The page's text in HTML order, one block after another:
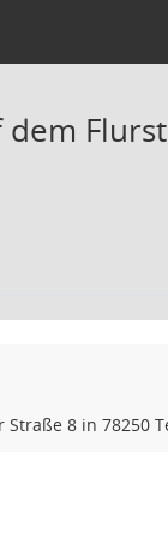
8 in 78250